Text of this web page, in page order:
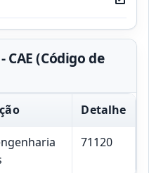
CAE (Código de
Detalhe
71120